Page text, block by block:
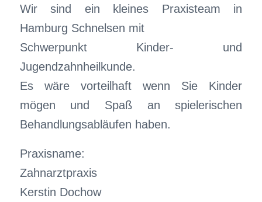
Wir sind ein kleines Praxisteam in
Hamburg Schnelsen mit
Schwerpunkt Kinder- und
Jugendzahnheilkunde.
Es wäre vorteilhaft wenn Sie Kinder
mögen und Spaß an spielerischen
Behandlungsabläufen haben.
Praxisname:
Zahnarztpraxis
Kerstin Dochow